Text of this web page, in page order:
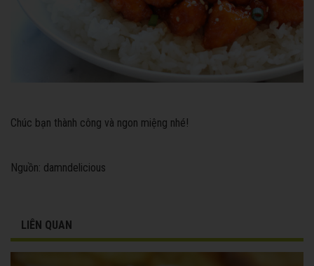
Chúc bạn thành công và ngon miệng nhé!
Nguồn: damndelicious
LIÊN QUAN